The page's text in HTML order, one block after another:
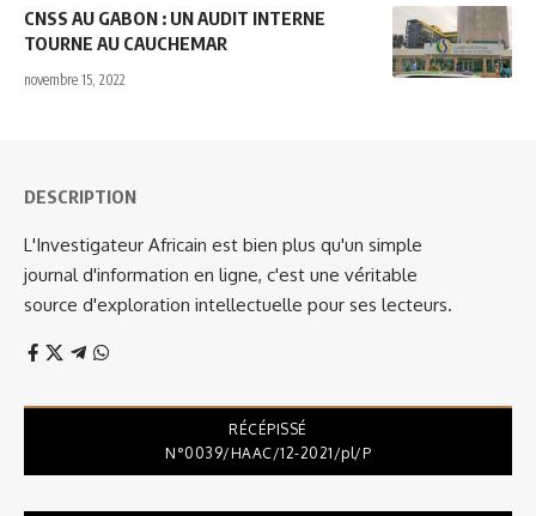
CNSS AU GABON : UN AUDIT INTERNE
TOURNE AU CAUCHEMAR
novembre 15, 2022
DESCRIPTION
L'Investigateur Africain est bien plus qu'un simple
journal d'information en ligne, c'est une véritable
source d'exploration intellectuelle pour ses lecteurs.
RÉCÉPISSÉ
N°0039/HAAC/12-2021/pl/P